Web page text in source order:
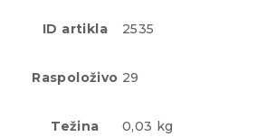
ID artikla 2535
Raspoloživo 29
Težina 0,03 kg